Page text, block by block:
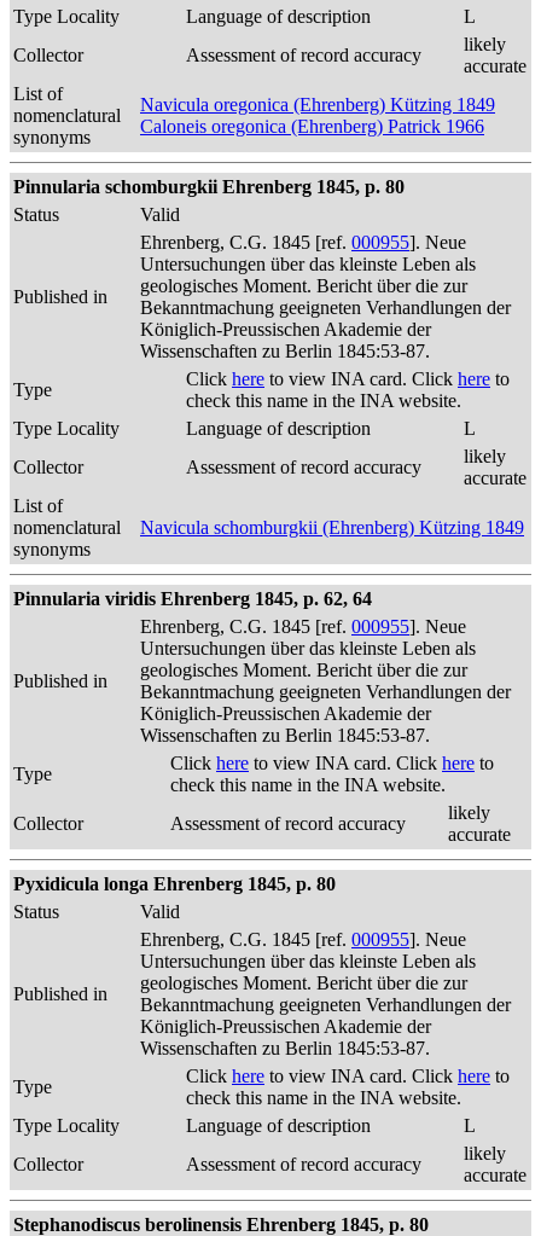
Type Locality
Language of description
L
Collector
Assessment of record accuracy
likely
accurate
List of
nomenclatural
synonyms
Navicula oregonica (Ehrenberg) Kützing 1849
Caloneis oregonica (Ehrenberg) Patrick 1966
Pinnularia schomburgkii Ehrenberg 1845, p. 80
Status
Valid
Published in
Ehrenberg, C.G. 1845 [ref. 000955]. Neue
Untersuchungen über das kleinste Leben als
geologisches Moment. Bericht über die zur
Bekanntmachung geeigneten Verhandlungen der
Königlich-Preussischen Akademie der
Wissenschaften zu Berlin 1845:53-87.
Type
Click here to view INA card. Click here to
check this name in the INA website.
Type Locality
Language of description
L
Collector
Assessment of record accuracy
likely
accurate
List of
nomenclatural
synonyms
Navicula schomburgkii (Ehrenberg) Kützing 1849
Pinnularia viridis Ehrenberg 1845, p. 62, 64
Published in
Ehrenberg, C.G. 1845 [ref. 000955]. Neue
Untersuchungen über das kleinste Leben als
geologisches Moment. Bericht über die zur
Bekanntmachung geeigneten Verhandlungen der
Königlich-Preussischen Akademie der
Wissenschaften zu Berlin 1845:53-87.
Type
Click here to view INA card. Click here to
check this name in the INA website.
Collector
Assessment of record accuracy
likely
accurate
Pyxidicula longa Ehrenberg 1845, p. 80
Status
Valid
Published in
Ehrenberg, C.G. 1845 [ref. 000955]. Neue
Untersuchungen über das kleinste Leben als
geologisches Moment. Bericht über die zur
Bekanntmachung geeigneten Verhandlungen der
Königlich-Preussischen Akademie der
Wissenschaften zu Berlin 1845:53-87.
Type
Click here to view INA card. Click here to
check this name in the INA website.
Type Locality
Language of description
L
Collector
Assessment of record accuracy
likely
accurate
Stephanodiscus berolinensis Ehrenberg 1845, p. 80